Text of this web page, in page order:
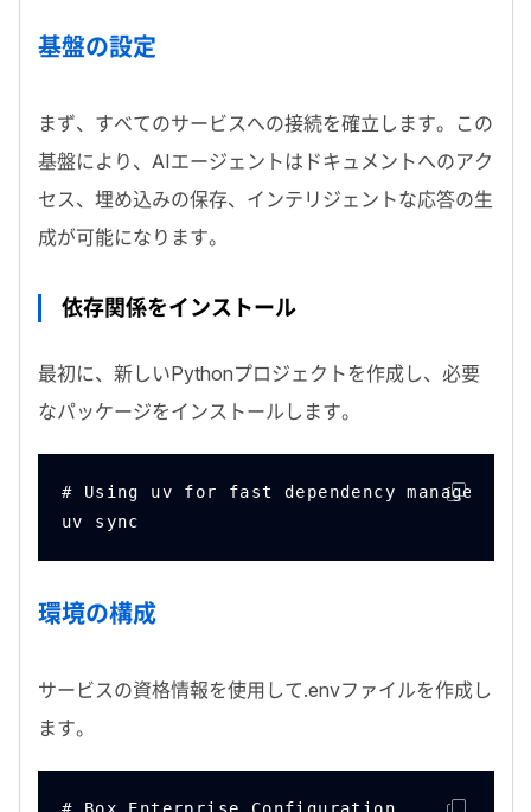
基盤の設定
まず、すべてのサービスへの接続を確立します。この
基盤により、 AIエージェントはドキュメントへのアク
セス、埋め込みの保存、インテリジェントな応答の生
成が可能になります。
依存関係をインストール
最初に、新しいPythonプロジェクトを作成し、必要
なパッケージをインストールします。
# Using uv for fast dependency management
uv sync
環境の構成
サービスの資格情報を使用して.envファイルを作成し
ます。